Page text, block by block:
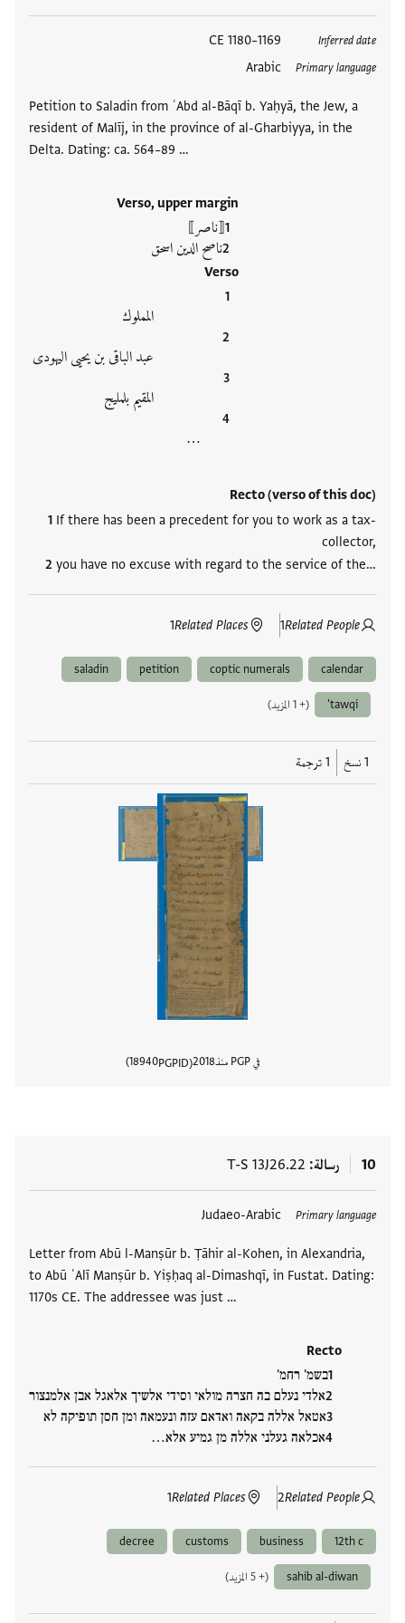
Inferred date
1169–1180 CE
Primary language
Arabic
Petition to Saladin from ʿAbd al-Bāqī b. Yaḥyā, the Jew, a
resident of Malīj, in the province of al-Gharbiyya, in the
Delta. Dating: ca. 564–89 …
Verso, upper margin
⟦ناصر⟧
ناصح الدين اسحق
Verso
المملوك
عبد الباقى بن يحيى اليهودى
المقيم بلمليج
…
Recto (verso of this doc)
If there has been a precedent for you to work as a tax-
collector,
you have no excuse with regard to the service of the…
Related People
1
Related Places
1
العلامات
calendar
coptic numerals
petition
saladin
tawqi' (+ 1 المزيد)
1 نسخ 1 ترجمة
في PGP منذ 2018
PGPID
18940
10 رسالة T-S 13J26.22
Primary language
Judaeo-Arabic
Letter from Abū l-Manṣūr b. Ṭāhir al-Kohen, in Alexandria,
to Abū ʿAlī Manṣūr b. Yiṣḥaq al-Dimashqī, in Fustat. Dating:
1170s CE. The addressee was just …
Recto
בשמ' רחמ'
אלדי נעלם בה חצרה מולאי וסידי אלשיך אלאגל אבן אלמנצור
אטאל אללה בקאה ואדאם עזה ונעמאה ומן חסן תופיקה לא
אכלאה געלני אללה מן גמיע אלא…
Related People
2
Related Places
1
العلامات
12th c
business
customs
decree
sahib al-diwan (+ 5 المزيد)